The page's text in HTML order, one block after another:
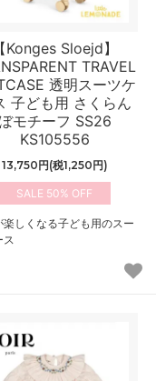
【Konges Sloejd】
TRAVEL
透明スーツケ
子ども用 さくらん
モチーフ SS26
KS105556
13,750円(税1,250円)
50%
楽しくなる子ども用のスー
ス